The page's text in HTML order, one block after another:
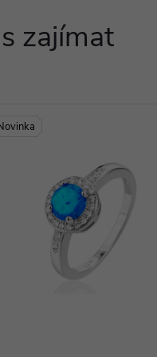
zajímat